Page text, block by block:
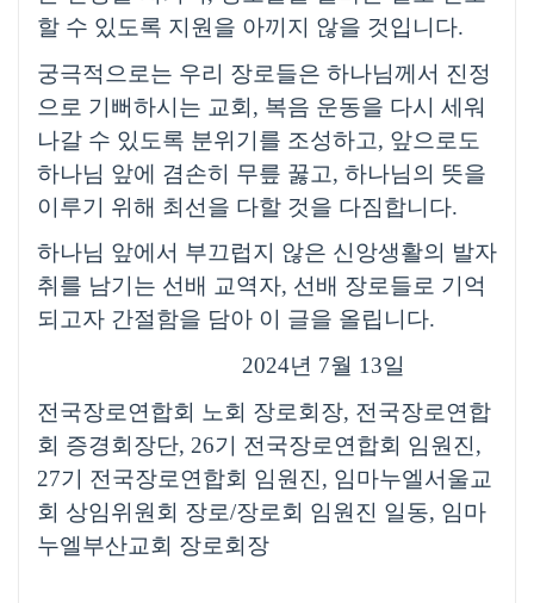
할 수 있도록 지원을 아끼지 않을 것입니다.
궁극적으로는 우리 장로들은 하나님께서 진정
으로 기뻐하시는 교회, 복음 운동을 다시 세워
나갈 수 있도록 분위기를 조성하고, 앞으로도
하나님 앞에 겸손히 무릎 꿇고, 하나님의 뜻을
이루기 위해 최선을 다할 것을 다짐합니다.
하나님 앞에서 부끄럽지 않은 신앙생활의 발자
취를 남기는 선배 교역자, 선배 장로들로 기억
되고자 간절함을 담아 이 글을 올립니다.
2024년 7월 13일
전국장로연합회 노회 장로회장, 전국장로연합
회 증경회장단, 26기 전국장로연합회 임원진,
27기 전국장로연합회 임원진, 임마누엘서울교
회 상임위원회 장로/장로회 임원진 일동, 임마
누엘부산교회 장로회장